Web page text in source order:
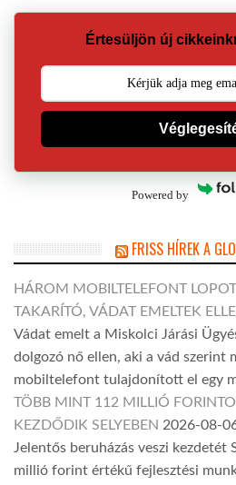
Értesüljön új
Powered by
FRISS HÍREK A
HÁROM MOBILTELEFONT
TAKARÍTÓ, VÁDAT EMELTEK
Vádat emelt a Miskolci Járási
dolgozó nő ellen, aki a vád szerint
mobiltelefont tulajdonított el egy
TÖBB MINT 112 MILLIÓ
KEZDŐDIK SELYEBEN 2026-08-
Jelentős beruházás veszi kezdetét
millió forint értékű fejlesztési